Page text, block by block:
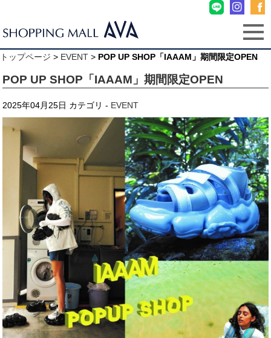
トップページ > EVENT > POP UP SHOP「IAAAM」期間限定OPEN
POP UP SHOP「IAAAM」期間限定OPEN
2025年04月25日 カテゴリ - EVENT